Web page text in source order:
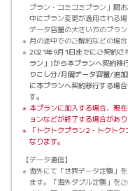
プラン・コミコミプラン」間
中にプラン変更が適用される
データ容量の大きい方のプラ
月の途中でのご解約などの場
2021年9月1日までにご契約
ラン」)から本プランへ契約移
りこし分/月間データ容量/追
に本プランへ契約移行する場
す。
本プランに加入する場合、現
ョンなどが終了する場合があり
「トクトクプラン2・トクト
なります。
データ通信
海外にて「世界データ定額」
ます。「海外ダブル定額」を